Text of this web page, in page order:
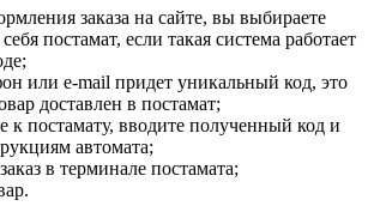
заказа на сайте, вы выбираете
постамат, если такая система работает
или e-mail придет уникальный код, это
доставлен в постамат;
к постамату, вводите полученный код и
автомата;
в терминале постамата;